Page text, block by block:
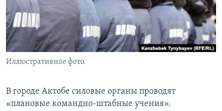
Иллюстративное фото.
В городе Актобе силовые органы проводят
«плановые командно-штабные учения».